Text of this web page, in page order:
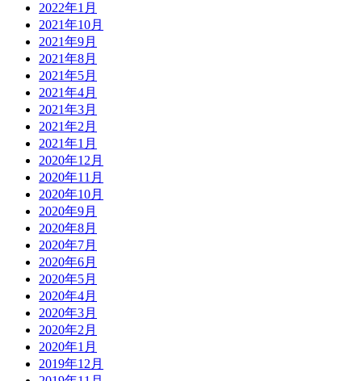
2022年1月
2021年10月
2021年9月
2021年8月
2021年5月
2021年4月
2021年3月
2021年2月
2021年1月
2020年12月
2020年11月
2020年10月
2020年9月
2020年8月
2020年7月
2020年6月
2020年5月
2020年4月
2020年3月
2020年2月
2020年1月
2019年12月